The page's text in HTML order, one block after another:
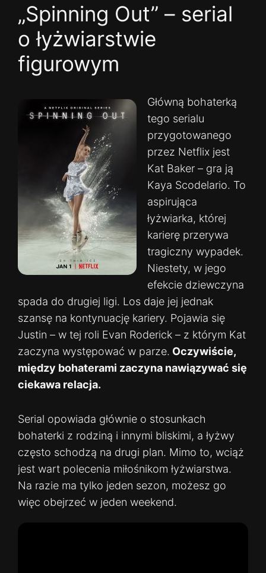
„Spinning Out” – serial
o łyżwiarstwie
figurowym
Główną bohaterką
tego serialu
przygotowanego
przez Netflix jest
Kat Baker – gra ją
Kaya Scodelario. To
aspirująca
łyżwiarka, której
karierę przerywa
tragiczny wypadek.
Niestety, w jego
efekcie dziewczyna
spada do drugiej ligi. Los daje jej jednak
szansę na kontynuację kariery. Pojawia się
Justin – w tej roli Evan Roderick – z którym Kat
zaczyna występować w parze. Oczywiście,
między bohaterami zaczyna nawiązywać się
ciekawa relacja.
Serial opowiada głównie o stosunkach
bohaterki z rodziną i innymi bliskimi, a łyżwy
często schodzą na drugi plan. Mimo to, wciąż
jest wart polecenia miłośnikom łyżwiarstwa.
Na razie ma tylko jeden sezon, możesz go
więc obejrzeć w jeden weekend.